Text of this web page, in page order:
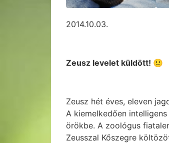
2014.10.03.
Zeusz levelet küldött! 🙂
Zeusz hét éves, eleven
A kiemelkedően
örökbe. A zoológus
Zeusszal Kőszegre